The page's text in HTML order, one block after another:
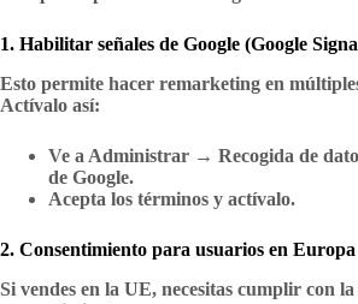
1. Habilitar señales de Google (Google
Esto permite hacer remarketing en
Actívalo así:
Ve a Administrar → Recogida de
de Google.
Acepta los términos y actívalo.
2. Consentimiento para usuarios en Europa
Si vendes en la UE, necesitas cumplir con